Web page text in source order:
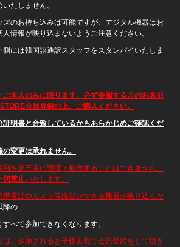
たしません。
ち込みは可能ですが、デジタル機器はお
情報が映り込まないようご注意ください。
語通訳スタッフをスタンバイいたしま
ご本人のみに限ります。必ず参加する方のお名前
会員登録の上、ご購入ください。
証明書と合致しているかもあらかじめご確認くだ
変更は承れません。
利を第三者に譲渡・転売することはできません。
切禁止いたします。
電話やカメラ等撮影ができる機器が映り込んだ
降の
べて参加できなくなります。
は、参加されるお子様名義で会員登録をして頂き